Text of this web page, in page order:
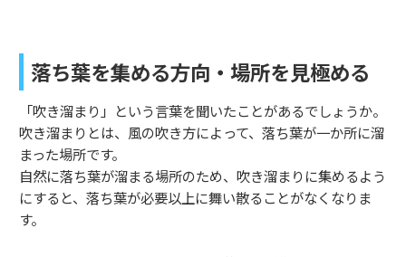
落ち葉を集める方向・場所を見極める
「吹き溜まり」という言葉を聞いたことがあるでしょうか。
吹き溜まりとは、風の吹き方によって、落ち葉が一か所に溜
まった場所です。
自然に落ち葉が溜まる場所のため、吹き溜まりに集めるよう
にすると、落ち葉が必要以上に舞い散ることがなくなりま
す。